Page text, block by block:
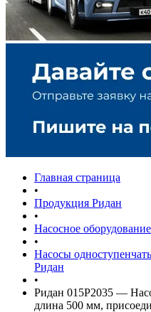
Главная страница
•
Продукция Ридан
•
Насосное оборудование
•
Насосы
Ридан
•
Ридан 015P2035 —
длина 500 мм,